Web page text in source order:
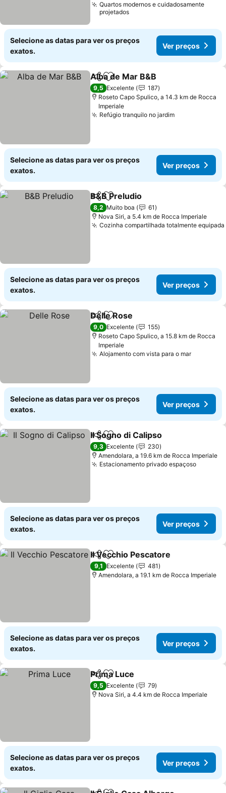
Quartos modernos e cuidadosamente
projetados
Selecione as datas para ver os preços
exatos.
Ver preços
PartilharAdicionar aos favoritos
Alba de Mar B&B
9,5 Excelente
187
Roseto Capo Spulico, a 14.3 km de Rocca
Imperiale
Refúgio tranquilo no jardimVer preços
Selecione as datas para ver os preços
exatos.
Ver preços
PartilharAdicionar aos favoritos
B&B Preludio
8,2 Muito boa
61
Nova Siri, a 5.4 km de Rocca Imperiale
Cozinha compartilhada totalmente equipada
Selecione as datas para ver os preços
exatos.
Ver preços
PartilharAdicionar aos favoritos
Delle Rose
9,0 Excelente
155
Roseto Capo Spulico, a 15.8 km de Rocca
Imperiale
Alojamento com vista para o marVer
Selecione as datas para ver os preços
exatos.
Ver preços
PartilharAdicionar aos favoritos
Il Sogno di Calipso
9,3 Excelente
230
Amendolara, a 19.6 km de Rocca Imperiale
Estacionamento privado espaçosoVer
Selecione as datas para ver os preços
exatos.
Ver preços
PartilharAdicionar aos favoritos
Il Vecchio Pescatore
9,1 Excelente
481
Amendolara, a 19.1 km de Rocca Imperiale
Selecione as datas para ver os preços
exatos.
Ver preços
PartilharAdicionar aos favoritos
Prima Luce
9,5 Excelente
79
Nova Siri, a 4.4 km de Rocca Imperiale
Selecione as datas para ver os preços
exatos.
Ver preços